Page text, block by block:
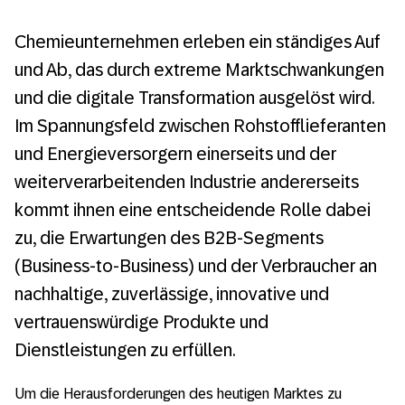
Chemieunternehmen erleben ein ständiges Auf
und Ab, das durch extreme Marktschwankungen
und die digitale Transformation ausgelöst wird.
Im Spannungsfeld zwischen Rohstofflieferanten
und Energieversorgern einerseits und der
weiterverarbeitenden Industrie andererseits
kommt ihnen eine entscheidende Rolle dabei
zu, die Erwartungen des B2B-Segments
(Business-to-Business) und der Verbraucher an
nachhaltige, zuverlässige, innovative und
vertrauenswürdige Produkte und
Dienstleistungen zu erfüllen.
Um die Herausforderungen des heutigen Marktes zu